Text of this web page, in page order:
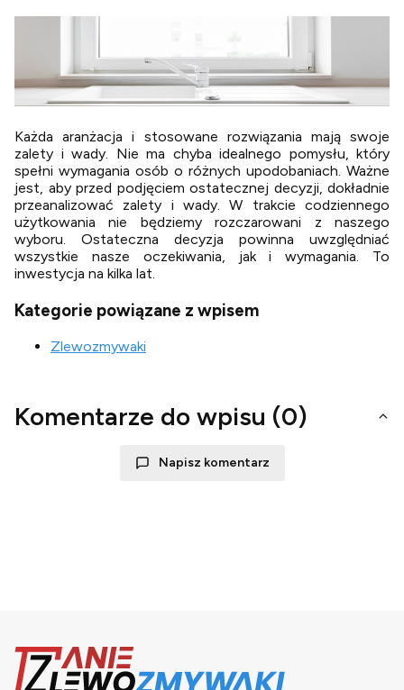
Każda aranżacja i stosowane rozwiązania mają swoje
zalety i wady. Nie ma chyba idealnego pomysłu, który
spełni wymagania osób o różnych upodobaniach. Ważne
jest, aby przed podjęciem ostatecznej decyzji, dokładnie
przeanalizować zalety i wady. W trakcie codziennego
użytkowania nie będziemy rozczarowani z naszego
wyboru. Ostateczna decyzja powinna uwzględniać
wszystkie nasze oczekiwania, jak i wymagania. To
inwestycja na kilka lat.
Kategorie powiązane z wpisem
Zlewozmywaki
Komentarze do wpisu (0)
Napisz komentarz